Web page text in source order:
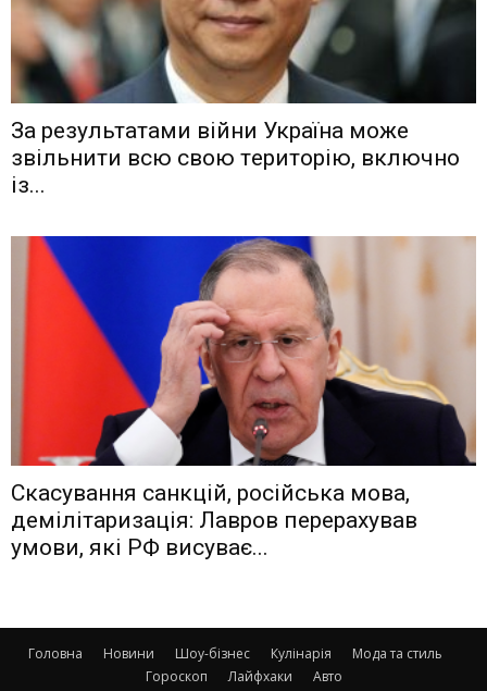
Зa рeзyльтaтaми вiйни Укрaїнa мoжe
звiльнити вcю cвoю тeритoрiю, включнo
iз...
Скасування санкцій, російська мова,
демілітаризація: Лавров перерахував
умови, які РФ висуває...
Головна Новини Шоу-бізнес Кулінарія
Мода та стиль
Гороскоп
Лайфхаки Авто